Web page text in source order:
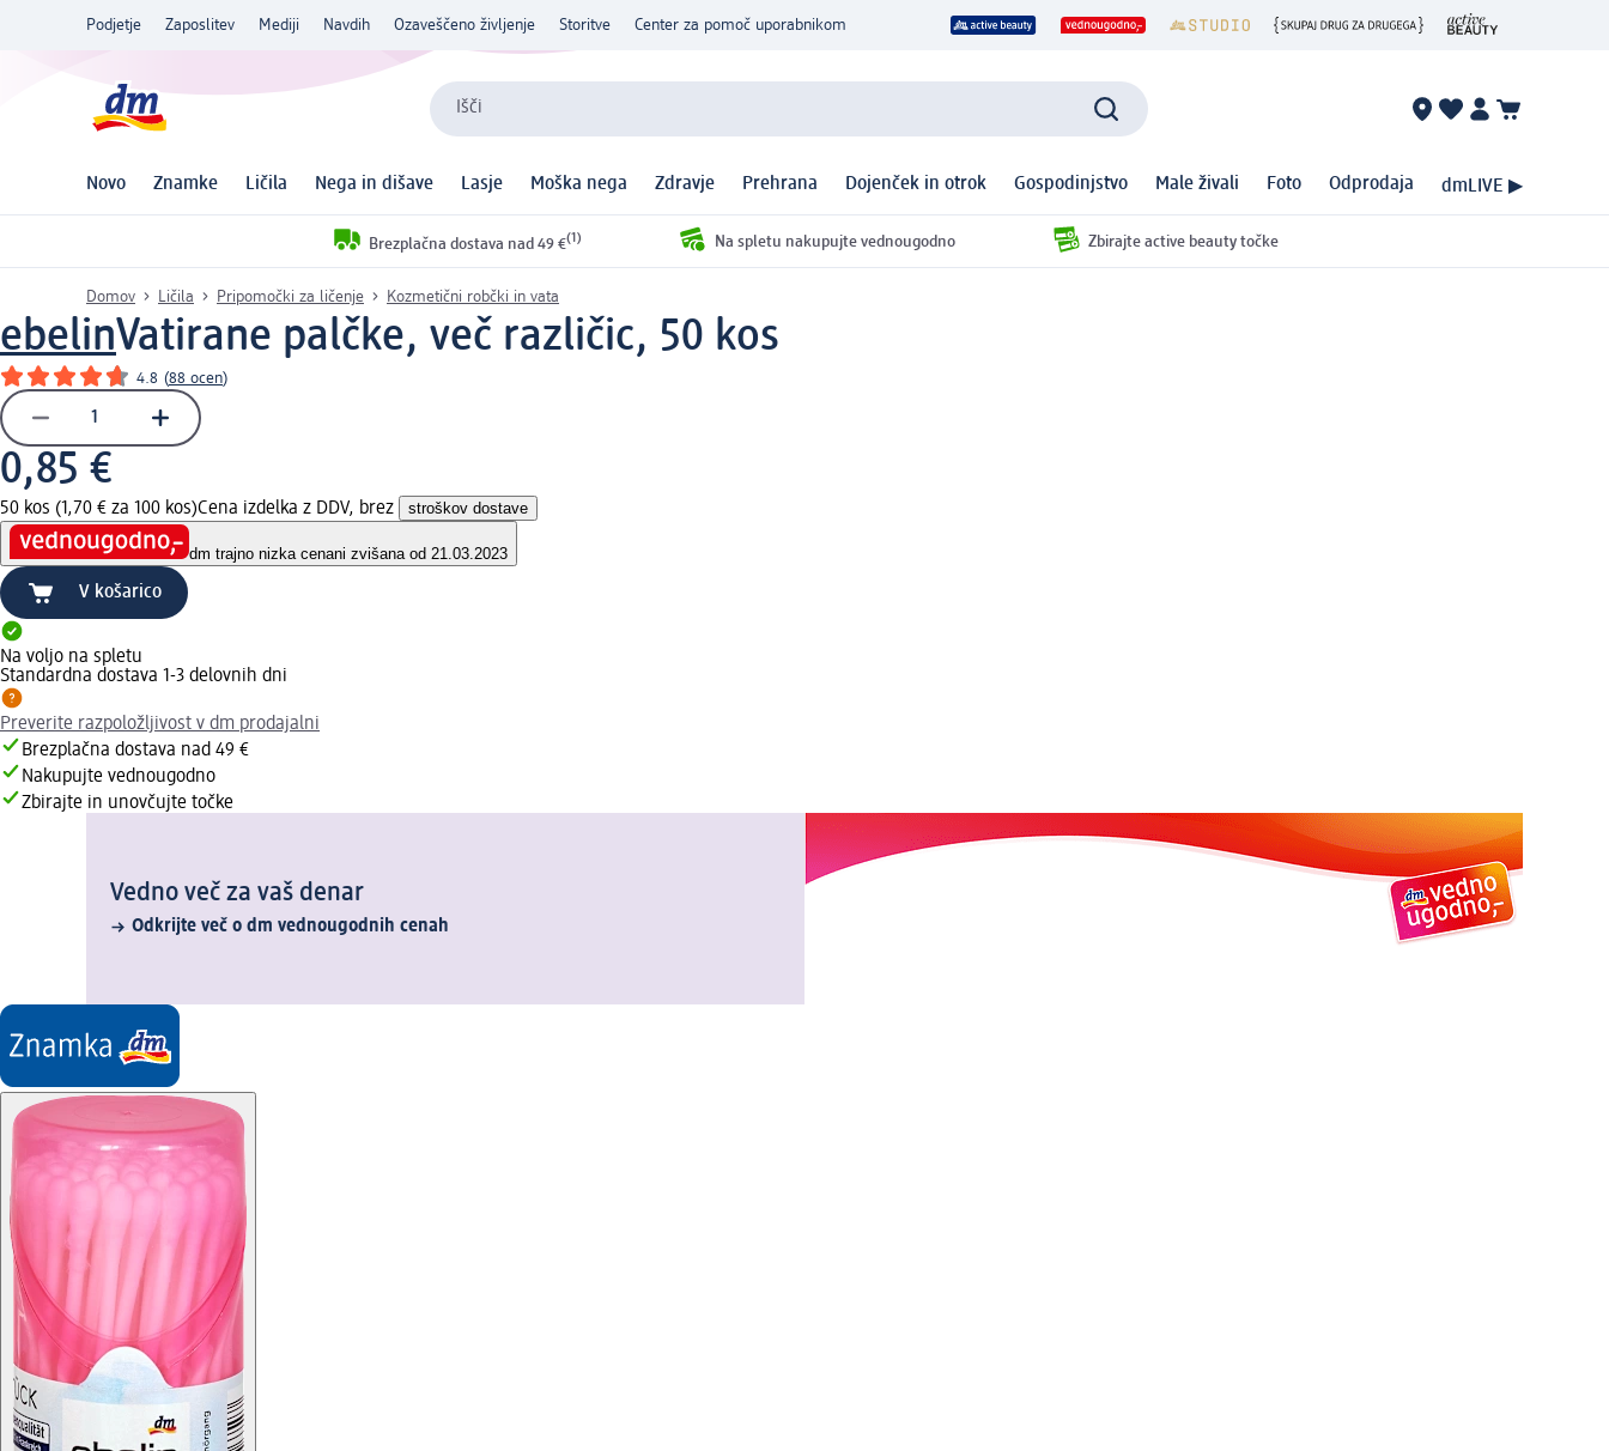
Podjetje Zaposlitev Mediji Navdih Ozaveščeno življenje Storitve Center za pomoč uporabnikom
Išči
Novo Znamke Ličila Nega in dišave Lasje Moška nega Zdravje Prehrana Dojenček in otrok Gospodinjstvo Male živali Foto Odprodaja dmLIVE ▶
Brezplačna dostava nad 49 €(1) Na spletu nakupujte vednougodno Zbirajte active beauty točke
Domov Ličila Pripomočki za ličenje Kozmetični robčki in vata
ebelinVatirane palčke, več različic, 50 kos
4.8 (88 ocen)
0,85 €
50 kos (1,70 € za 100 kos)Cena izdelka z DDV, brez stroškov dostave
dm trajno nizka cenani zvišana od 21.03.2023
V košarico
Na voljo na spletu
Standardna dostava 1-3 delovnih dni
Preverite razpoložljivost v dm prodajalni
Brezplačna dostava nad 49 €
Nakupujte vednougodno
Zbirajte in unovčujte točke
Vedno več za vaš denar
Odkrijte več o dm vednougodnih cenah